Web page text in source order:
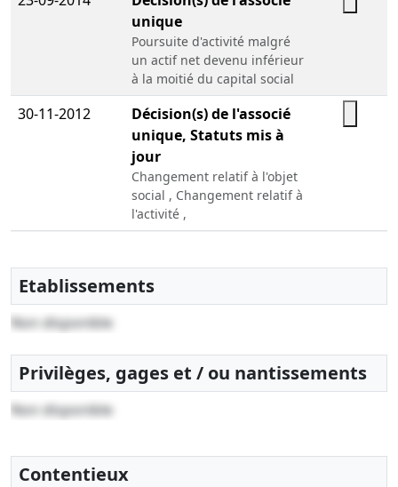
unique
Poursuite d'activité malgré
un actif net devenu inférieur
à la moitié du capital social
30-11-2012
Décision(s) de l'associé
unique, Statuts mis à
jour
Changement relatif à l'objet
social , Changement relatif à
l'activité ,
unique
Changement(s) de gérant(s)
20-01-2009
Constitution , Nomination(s)
de gérant(s)
Etablissements
Non disponible
Privilèges, gages et / ou nantissements
Non disponible
Contentieux